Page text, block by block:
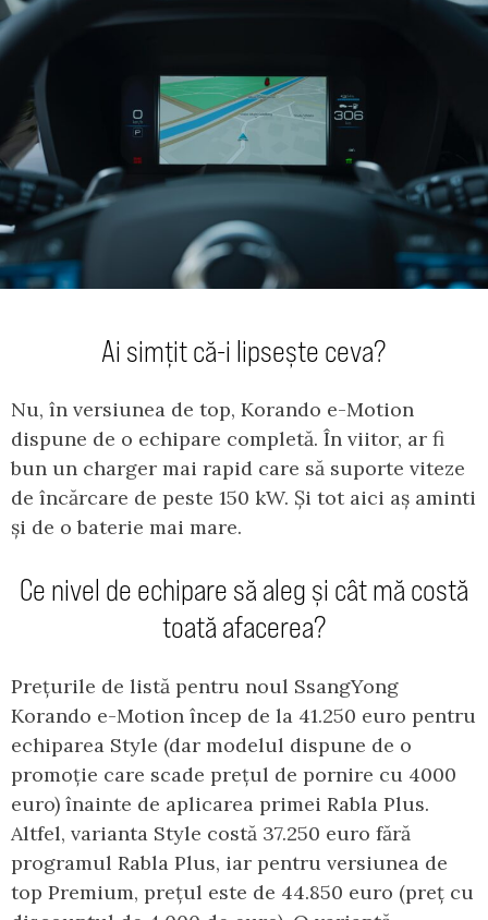
Ai simțit că-i lipsește ceva?
Nu, în versiunea de top, Korando e-Motion
dispune de o echipare completă. În viitor, ar fi
bun un charger mai rapid care să suporte viteze
de încărcare de peste 150 kW. Și tot aici aș aminti
și de o baterie mai mare.
Ce nivel de echipare să aleg și cât mă costă
toată afacerea?
Prețurile de listă pentru noul SsangYong
Korando e-Motion încep de la 41.250 euro pentru
echiparea Style (dar modelul dispune de o
promoție care scade prețul de pornire cu 4000
euro) înainte de aplicarea primei Rabla Plus.
Altfel, varianta Style costă 37.250 euro fără
programul Rabla Plus, iar pentru versiunea de
top Premium, prețul este de 44.850 euro (preț cu